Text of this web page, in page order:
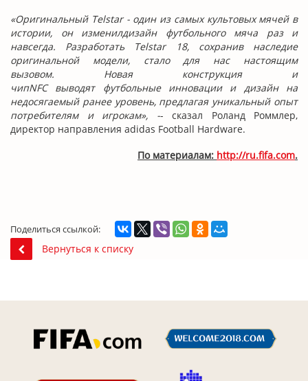
«Оригинальный Telstar - один из самых культовых мячей в
истории, он изменилдизайн футбольного мяча раз и
навсегда. Разработать Telstar 18, сохранив наследие
оригинальной модели, стало для нас настоящим
вызовом. Новая конструкция и
чипNFC выводят футбольные инновации и дизайн на
недосягаемый ранее уровень, предлагая уникальный опыт
потребителям и игрокам», -- сказал Роланд Роммлер,
директор направления adidas Football Hardware.
По материалам: http://ru.fifa.com.
Поделиться ссылкой:
Вернуться к списку